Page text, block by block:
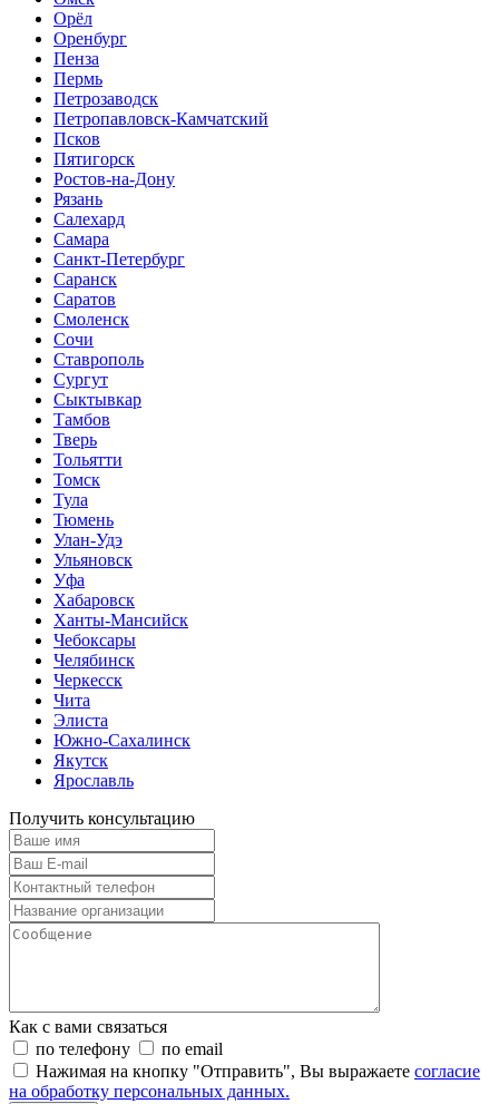
Орёл
Оренбург
Пенза
Пермь
Петрозаводск
Петропавловск-Камчатский
Псков
Пятигорск
Ростов-на-Дону
Рязань
Салехард
Самара
Санкт-Петербург
Саранск
Саратов
Смоленск
Сочи
Ставрополь
Сургут
Сыктывкар
Тамбов
Тверь
Тольятти
Томск
Тула
Тюмень
Улан-Удэ
Ульяновск
Уфа
Хабаровск
Ханты-Мансийск
Чебоксары
Челябинск
Черкесск
Чита
Элиста
Южно-Сахалинск
Якутск
Ярославль
Получить консультацию
Как с вами связаться
по телефону
по email
Нажимая на кнопку "Отправить", Вы выражаете согласие
на обработку персональных данных.